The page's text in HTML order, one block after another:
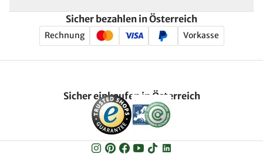
Sicher bezahlen in Österreich
Rechnung Vorkasse
Sicher einkaufen in Österreich